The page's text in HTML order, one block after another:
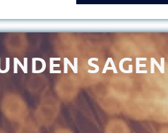
SAGEN